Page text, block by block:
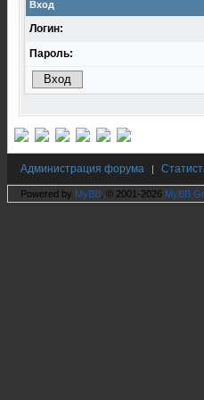
Вход
Логин:
Пароль:
Администрация форума |
Powered by MyBB , © 2001-2026 MyBB